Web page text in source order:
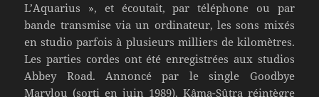
L’Aquarius », et écoutait, par téléphone ou par
bande transmise via un ordinateur, les sons mixés
en studio parfois à plusieurs milliers de kilomètres.
Les parties cordes ont été enregistrées aux studios
Abbey Road. Annoncé par le single Goodbye
Marylou (sorti en juin 1989), Kâma-Sûtra réintègre